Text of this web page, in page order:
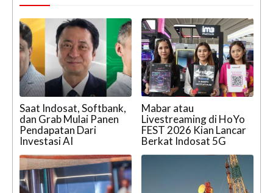
Saat Indosat, Softbank,
dan Grab Mulai Panen
Pendapatan Dari
Investasi AI
Mabar atau
Livestreaming di HoYo
FEST 2026 Kian Lancar
Berkat Indosat 5G